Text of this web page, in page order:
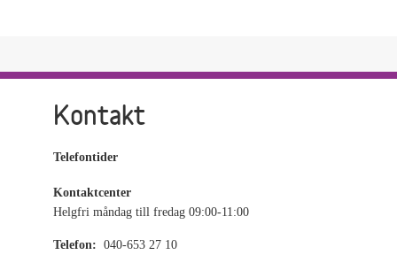
Kontakt
Telefontider
Kontaktcenter
Helgfri måndag till fredag 09:00-11:00
Telefon: 040-653 27 10